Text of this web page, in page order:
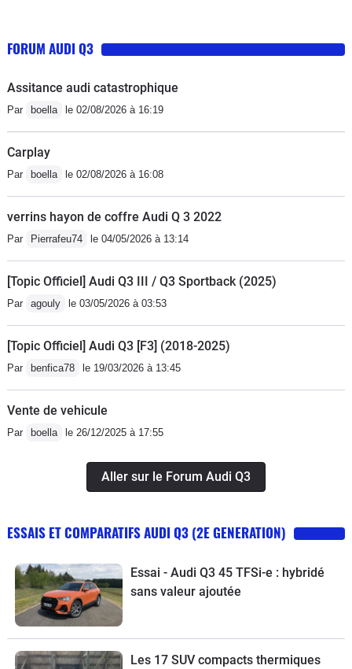
sans voiture de remplacement alors que je suis en
tendance à freiner trop tôt les obstacles lors des
marches arrièreSi la politique d’audi est de laisser ses
ensemble !!!
FORUM AUDI Q3
Assitance audi catastrophique
Par boella le 02/08/2026 à 16:19
Carplay
Par boella le 02/08/2026 à 16:08
verrins hayon de coffre Audi Q 3 2022
Par Pierrafeu74 le 04/05/2026 à 13:14
[Topic Officiel] Audi Q3 III / Q3 Sportback (2025)
Par agouly le 03/05/2026 à 03:53
[Topic Officiel] Audi Q3 [F3] (2018-2025)
Par benfica78 le 19/03/2026 à 13:45
Vente de vehicule
Par boella le 26/12/2025 à 17:55
Aller sur le Forum Audi Q3
ESSAIS ET COMPARATIFS AUDI Q3 (2E GENERATION)
Essai - Audi Q3 45 TFSi-e : hybridé
sans valeur ajoutée
Les 17 SUV compacts thermiques